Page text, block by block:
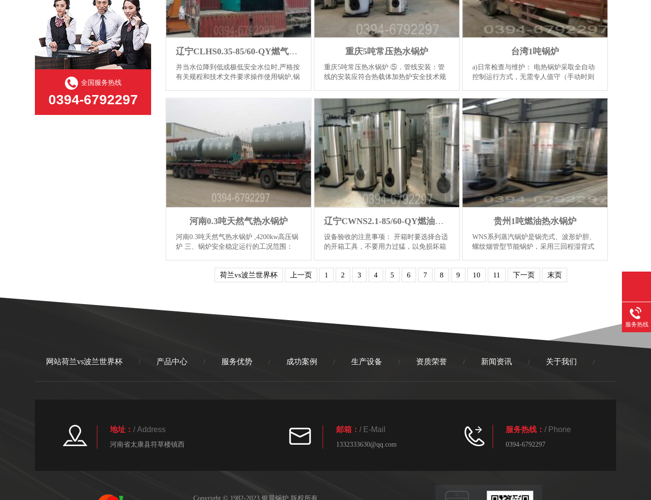
全国服务热线
0394-6792297
辽宁CLHS0.35-85/60-QY燃气热水锅炉
并当水位降到低或极低安全水位时,严格按
有关规程和技术文件要求操作使用锅炉,锅
断电时。 （3）检查炉排中间是否有断
重庆5吨常压热水锅炉
重庆5吨常压热水锅炉 ⑤．管线安装：管
线的安装应符合热载体加热炉安全技术规
行。用于受压管线的主体材料应有相应的
质量证明书。管线的联...
【详情】
台湾1吨锅炉
a)日常检查与维护： 电热锅炉采取全自动
控制运行方式，无需专人值守（手动时则
期对系统进行检查，以维持系统的正常、
合理运行，检查应注...
【详情】
河南0.3吨天然气热水锅炉
河南0.3吨天然气热水锅炉 ,4200kw高压锅
炉 三、锅炉安全稳定运行的工况范围：
求（1）锅炉参数序号项目结果依据标准1
额定蒸发量10t/h2额定蒸汽压力...【详
辽宁CWNS2.1-85/60-QY燃油热水锅炉
设备验收的注意事项： 开箱时要选择合适
的开箱工具，不要用力过猛，以免损坏箱
要吊车起吊就位时，应考虑起重设备的起
吊能力（按有关规定...【详情】
贵州1吨燃油热水锅炉
WNS系列蒸汽锅炉是锅壳式、波形炉胆、
螺纹烟管型节能锅炉，采用三回程湿背式
经回燃室对流管束前烟箱对流管束后烟箱
常压冷凝器烟囱排入大...【详情】
荷兰vs波兰世界杯 上一页 1 2 3 4 5 6 7 8 9 10 11 下一页 末页
网站荷兰vs波兰世界杯 / 产品中心 / 服务优势 / 成功案例 / 生产设备 / 资质荣誉 / 新闻资讯 / 关于我们 /
地址： / Address
河南省太康县符草楼镇西
邮箱： / E-Mail
1332333630@qq.com
服务热线： / Phone
0394-6792297
Copyright © 1982-2023 银晨锅炉 版权所有
服务热线